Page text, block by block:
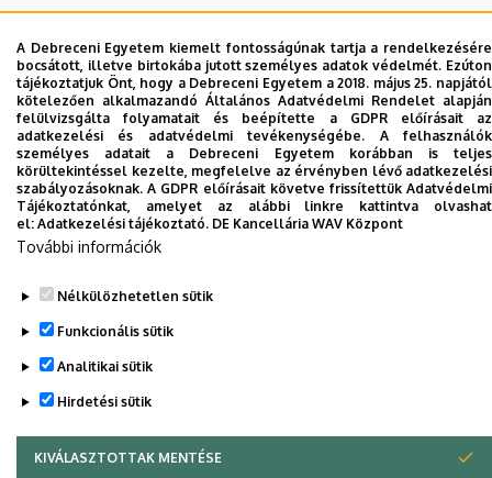
Adatvédelem
Adatvédelem
Szerzői jog © 2026 Unideb
A Debreceni Egyetem kiemelt fontosságúnak tartja a rendelkezésére
bocsátott, illetve birtokába jutott személyes adatok védelmét. Ezúton
tájékoztatjuk Önt, hogy a Debreceni Egyetem a 2018. május 25. napjától
kötelezően alkalmazandó Általános Adatvédelmi Rendelet alapján
felülvizsgálta folyamatait és beépítette a GDPR előírásait az
adatkezelési és adatvédelmi tevékenységébe. A felhasználók
személyes adatait a Debreceni Egyetem korábban is teljes
körültekintéssel kezelte, megfelelve az érvényben lévő adatkezelési
szabályozásoknak. A GDPR előírásait követve frissítettük Adatvédelmi
Tájékoztatónkat, amelyet az alábbi linkre kattintva olvashat
el: Adatkezelési tájékoztató. DE Kancellária WAV Központ
További információk
Nélkülözhetetlen sütik
Funkcionális sütik
Analitikai sütik
Hirdetési sütik
KIVÁLASZTOTTAK MENTÉSE
WITHDRAW CONSENT